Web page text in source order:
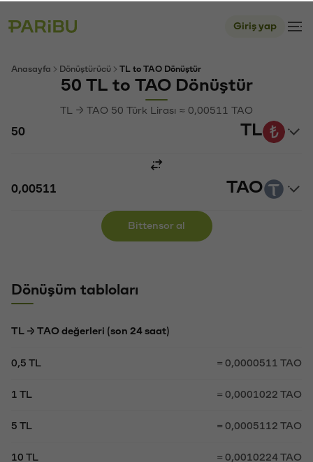
Giriş yap
Anasayfa Dönüştürücü TL to TAO Dönüştür
50 TL to TAO Dönüştür
TL → TAO 50 Türk Lirası ≈ 0,00511 TAO
TL
TAO
Bittensor al
Dönüşüm tabloları
TL → TAO değerleri (son 24 saat)
0,5 TL = 0,0000511 TAO
1 TL = 0,0001022 TAO
5 TL = 0,0005112 TAO
10 TL = 0,0010224 TAO